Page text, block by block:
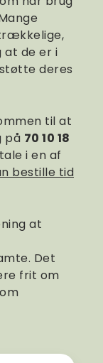
at de er i
deres
til at
på 70 10 18
i en af
bestille tid
at
Det
frit om